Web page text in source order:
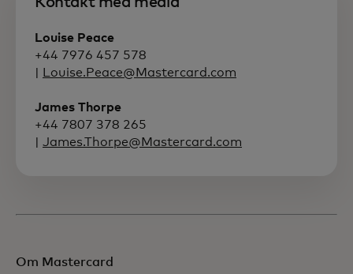
Louise Peace
+44 7976 457 578
Louise.Peace@Mastercard.com
James Thorpe
+44 7807 378 265
James.Thorpe@Mastercard.com
Om Mastercard